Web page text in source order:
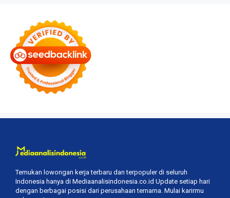
Temukan lowongan kerja terbaru dan terpopuler di seluruh
Indonesia hanya di Mediaanalisindonesia.co.id Update setiap hari
dengan berbagai posisi dari perusahaan ternama. Mulai karirmu